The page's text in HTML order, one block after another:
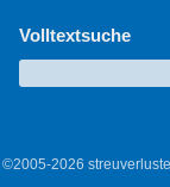
Volltextsuche
©2005-2026